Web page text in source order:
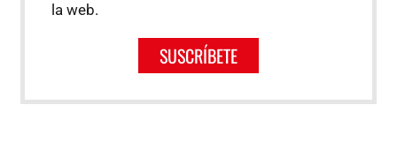
la web.
SUSCRÍBETE